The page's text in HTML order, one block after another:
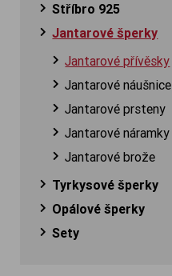
Stříbro 925
Jantarové šperky
Jantarové přívěsky
Jantarové náušnice
Jantarové prsteny
Jantarové náramky
Jantarové brože
Tyrkysové šperky
Opálové šperky
Sety